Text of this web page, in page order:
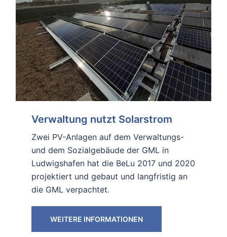
Verwaltung nutzt Solarstrom
Zwei PV-Anlagen auf dem Verwaltungs-
und dem Sozialgebäude der GML in
Ludwigshafen hat die BeLu 2017 und 2020
projektiert und gebaut und langfristig an
die GML verpachtet.
WEITERE INFORMATIONEN